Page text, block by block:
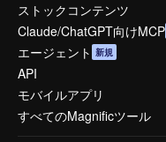
ストックコンテンツ
Claude/ChatGPT向けMCP
エージェント 新規
API
モバイルアプリ
すべてのMagnificツール